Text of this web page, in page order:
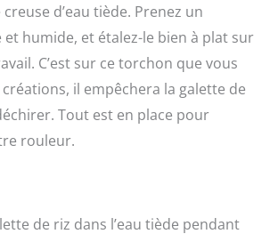
d’eau tiède. Prenez un
humide, et étalez-le bien à plat sur
C’est sur ce torchon que vous
il empêchera la galette de
Tout est en place pour
rouleur.
de riz dans l’eau tiède pendant